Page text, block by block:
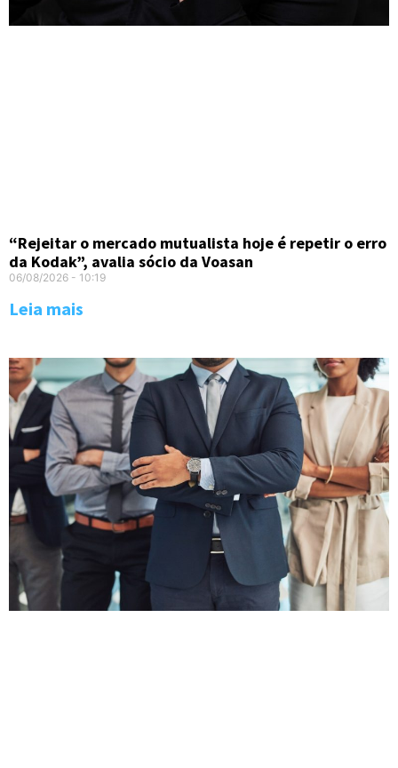
“Rejeitar o mercado mutualista hoje é repetir o erro
da Kodak”, avalia sócio da Voasan
06/08/2026 10:19
Leia mais